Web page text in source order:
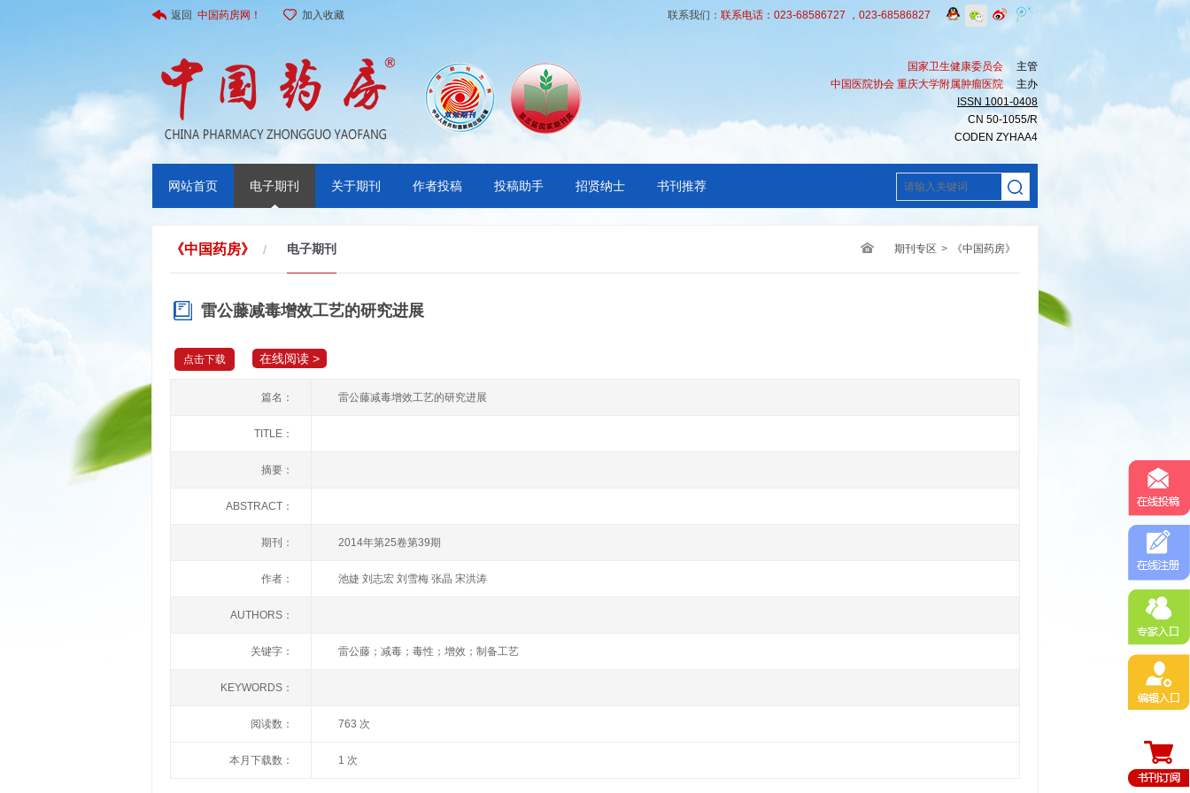
返回 中国药房网！ 加入收藏 联系我们： 联系电话：023-68586727 ，023-68586827
国家卫生健康委员会
主管
中国医院协会 重庆大学附属肿瘤医院
主办
ISSN 1001-0408
CN 50-1055/R
CODEN ZYHAA4
网站首页 电子期刊 关于期刊 作者投稿 投稿助手 招贤纳士 书刊推荐
《中国药房》 / 电子期刊 期刊专区 > 《中国药房》
雷公藤减毒增效工艺的研究进展
在线阅读 >
篇名： 雷公藤减毒增效工艺的研究进展
TITLE：
摘要：
ABSTRACT：
期刊： 2014年第25卷第39期
作者： 池婕 刘志宏 刘雪梅 张晶 宋洪涛
AUTHORS：
关键字： 雷公藤；减毒；毒性；增效；制备工艺
KEYWORDS：
阅读数： 763 次
本月下载数： 1 次